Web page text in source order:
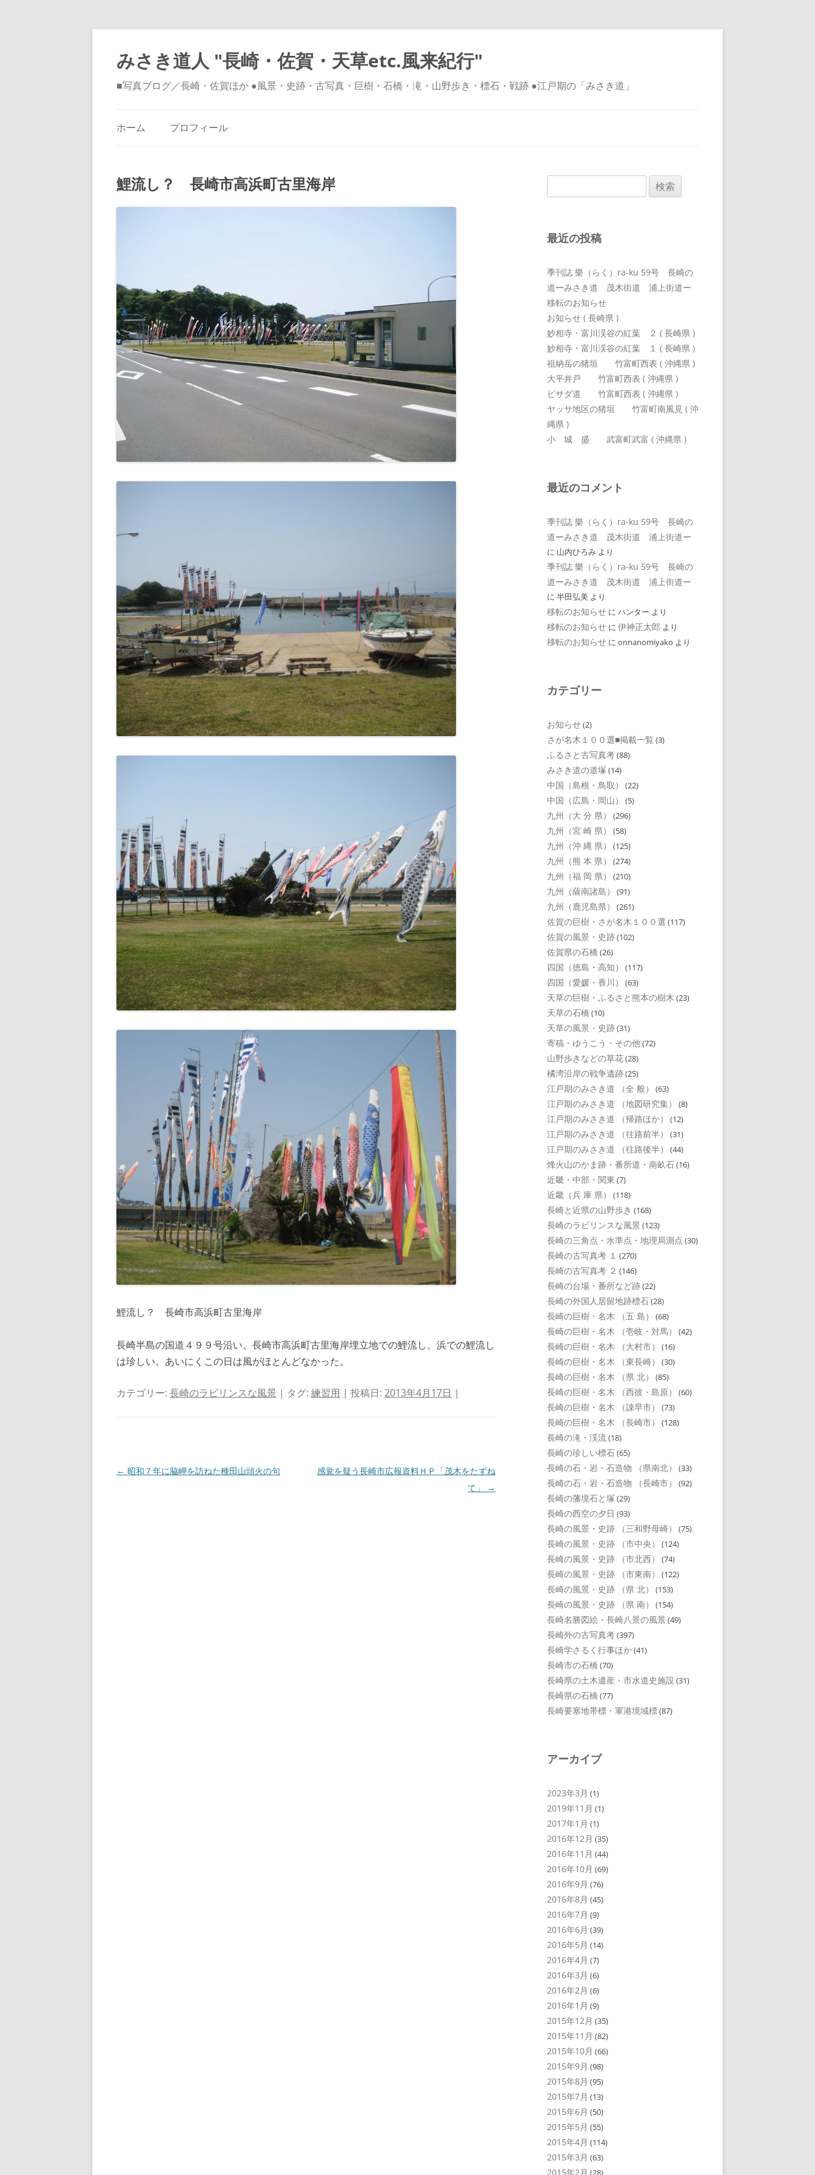
みさき道人 "長崎・佐賀・天草etc.風来紀行"
■写真ブログ／長崎・佐賀ほか ●風景・史跡・古写真・巨樹・石橋・滝・山野歩き・標石・戦跡 ●江戸期の「みさき道」
ホーム プロフィール
鯉流し？ 長崎市高浜町古里海岸
鯉流し？ 長崎市高浜町古里海岸
長崎半島の国道４９９号沿い。長崎市高浜町古里海岸埋立地での鯉流し。浜での鯉流し
は珍しい。あいにくこの日は風がほとんどなかった。
カテゴリー: 長崎のラビリンスな風景 | タグ: 練習用 | 投稿日: 2013年4月17日 |
投
← 昭和７年に脇岬を訪ねた種田山頭火の句
感覚を疑う長崎市広報資料ＨＰ「茂木をたずね
て」
→
索:
最近の投稿
季刊誌 樂（らく）ra-ku 59号 長崎の
道ーみさき道 茂木街道 浦上街道ー
移転のお知らせ
お知らせ ( 長崎県 )
妙相寺・富川渓谷の紅葉 ２ ( 長崎県 )
妙相寺・富川渓谷の紅葉 １ ( 長崎県 )
祖納岳の猪垣 竹富町西表 ( 沖縄県 )
大平井戸 竹富町西表 ( 沖縄県 )
ピサダ道 竹富町西表 ( 沖縄県 )
ヤッサ地区の猪垣 竹富町南風見 ( 沖
縄県 )
小 城 盛 武富町武富 ( 沖縄県 )
最近のコメント
季刊誌 樂（らく）ra-ku 59号 長崎の
道ーみさき道 茂木街道 浦上街道ー
に 山内ひろみ より
季刊誌 樂（らく）ra-ku 59号 長崎の
道ーみさき道 茂木街道 浦上街道ー
に 半田弘美 より
移転のお知らせ に ハンター より
移転のお知らせ に 伊神正太郎 より
移転のお知らせ に onnanomiyako より
カテゴリー
お知らせ(2)
さが名木１００選■掲載一覧 (3)
ふるさと古写真考(88)
みさき道の道塚 (14)
中国（島根・鳥取） (22)
中国（広島・岡山） (5)
九州（大 分 県） (296)
九州（宮 崎 県） (58)
九州（沖 縄 県） (125)
九州（熊 本 県） (274)
九州（福 岡 県） (210)
九州（薩南諸島） (91)
九州（鹿児島県） (261)
佐賀の巨樹・さが名木１００選 (117)
佐賀の風景・史跡(102)
佐賀県の石橋 (26)
四国（徳島・高知） (117)
四国（愛媛・香川） (63)
天草の巨樹・ふるさと熊本の樹木 (23)
天草の石橋 (10)
天草の風景・史跡(31)
寄稿・ゆうこう・その他(72)
山野歩きなどの草花(28)
橘湾沿岸の戦争遺跡(25)
江戸期のみさき道 （全 般） (63)
江戸期のみさき道 （地図研究集） (8)
江戸期のみさき道 （帰路ほか） (12)
江戸期のみさき道 （往路前半） (31)
江戸期のみさき道 （往路後半） (44)
烽火山のかま跡・番所道・南畝石(16)
近畿・中部・関東 (7)
近畿（兵 庫 県） (118)
長崎と近県の山野歩き (168)
長崎のラビリンスな風景 (123)
長崎の三角点・水準点・地理局測点 (30)
長崎の古写真考 １ (270)
長崎の古写真考 ２ (146)
長崎の台場・番所など跡(22)
長崎の外国人居留地跡標石(28)
長崎の巨樹・名木 （五 島） (68)
長崎の巨樹・名木 （壱岐・対馬） (42)
長崎の巨樹・名木 （大村市） (16)
長崎の巨樹・名木 （東長崎） (30)
長崎の巨樹・名木 （県 北） (85)
長崎の巨樹・名木 （西彼・島原） (60)
長崎の巨樹・名木 （諌早市） (73)
長崎の巨樹・名木 （長崎市） (128)
長崎の滝・渓流(18)
長崎の珍しい標石(65)
長崎の石・岩・石造物 （県南北） (33)
長崎の石・岩・石造物 （長崎市） (92)
長崎の藩境石と塚 (29)
長崎の西空の夕日 (93)
長崎の風景・史跡 （三和野母崎） (75)
長崎の風景・史跡 （市中央） (124)
長崎の風景・史跡 （市北西） (74)
長崎の風景・史跡 （市東南） (122)
長崎の風景・史跡 （県 北） (153)
長崎の風景・史跡 （県 南） (154)
長崎名勝図絵・長崎八景の風景 (49)
長崎外の古写真考(397)
長崎学さるく行事ほか(41)
長崎市の石橋 (70)
長崎県の土木遺産・市水道史施設 (31)
長崎県の石橋 (77)
長崎要塞地帯標・軍港境域標(87)
アーカイブ
2023年3月 (1)
2019年11月 (1)
2017年1月 (1)
2016年12月 (35)
2016年11月 (44)
2016年10月 (69)
2016年9月 (76)
2016年8月 (45)
2016年7月 (9)
2016年6月 (39)
2016年5月 (14)
2016年4月 (7)
2016年3月 (6)
2016年2月 (6)
2016年1月 (9)
2015年12月 (35)
2015年11月 (82)
2015年10月 (66)
2015年9月 (98)
2015年8月 (95)
2015年7月 (13)
2015年6月 (50)
2015年5月 (55)
2015年4月 (114)
2015年3月 (63)
2015年2月 (28)